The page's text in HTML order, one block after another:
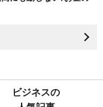
ビジネスの